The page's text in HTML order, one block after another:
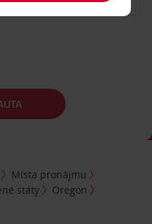
Místa pronájmu
státy
Oregon